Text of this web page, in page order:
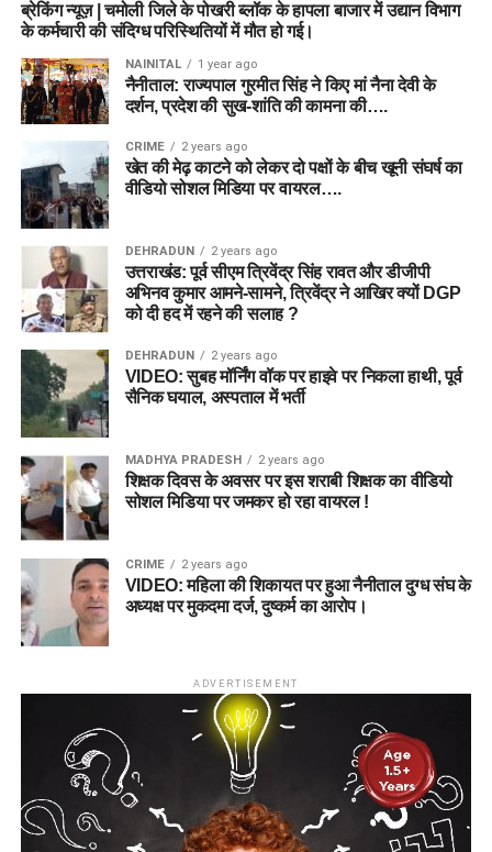
ब्रेकिंग न्यूज़ | चमोली जिले के पोखरी ब्लॉक के हापला बाजार में उद्यान विभाग
के कर्मचारी की संदिग्ध परिस्थितियों में मौत हो गई।
NAINITAL 1 year ago
नैनीताल: राज्यपाल गुरमीत सिंह ने किए मां नैना देवी के
दर्शन, प्रदेश की सुख-शांति की कामना की….
CRIME 2 years ago
खेत की मेढ़ काटने को लेकर दो पक्षों के बीच खूनी संघर्ष का
वीडियो सोशल मिडिया पर वायरल….
DEHRADUN 2 years ago
उत्तराखंड: पूर्व सीएम त्रिवेंद्र सिंह रावत और डीजीपी
अभिनव कुमार आमने-सामने, त्रिवेंद्र ने आखिर क्यों DGP
को दी हद में रहने की सलाह ?
DEHRADUN 2 years ago
VIDEO: सुबह मॉर्निंग वॉक पर हाइवे पर निकला हाथी, पूर्व
सैनिक घयाल, अस्पताल में भर्ती
MADHYA PRADESH 2 years ago
शिक्षक दिवस के अवसर पर इस शराबी शिक्षक का वीडियो
सोशल मिडिया पर जमकर हो रहा वायरल !
CRIME 2 years ago
VIDEO: महिला की शिकायत पर हुआ नैनीताल दुग्ध संघ के
अध्यक्ष पर मुकदमा दर्ज, दुष्कर्म का आरोप।
ADVERTISEMENT